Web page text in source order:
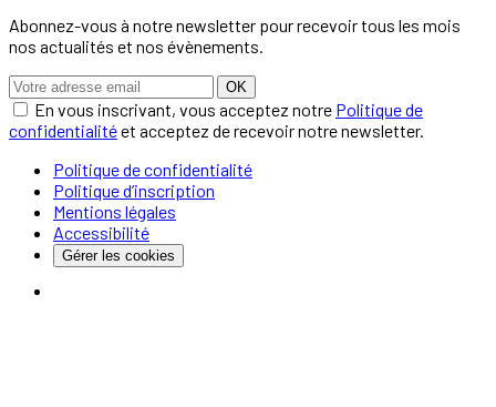
Abonnez-vous à notre newsletter pour recevoir tous les mois
nos actualités et nos évènements.
OK
En vous inscrivant, vous acceptez notre Politique de
confidentialitéet acceptez de recevoir notre newsletter.
Politique de confidentialité
Politique d’inscription
Mentions légales
Accessibilité
Gérer les cookies